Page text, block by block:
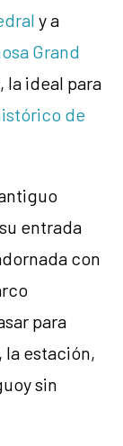
y a
Grand
la ideal para
de
entrada
con
para
la estación,
sin